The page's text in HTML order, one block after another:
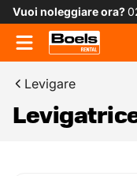
Vuoi noleggiare ora?
Levigare